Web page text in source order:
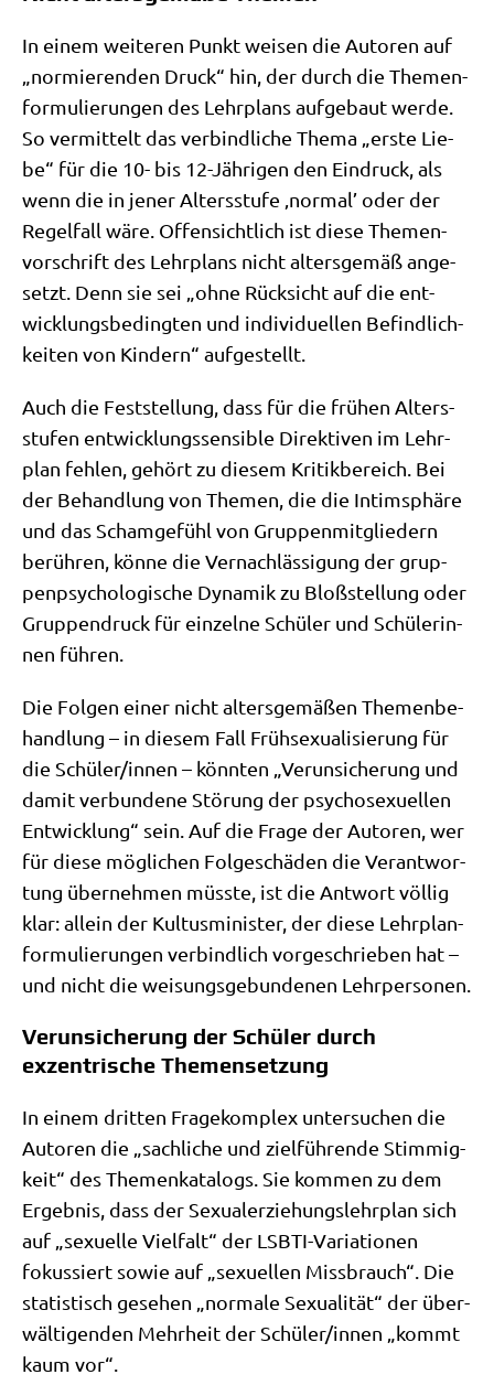
In einem wei­te­ren Punkt wei­sen die Autoren auf
„nor­mie­ren­den Druck“ hin, der durch die The­men­
for­mu­lie­run­gen des Lehr­plans auf­ge­baut wer­de.
So ver­mit­telt das ver­bind­li­che The­ma „erste Lie­
be“ für die 10- bis 12-Jäh­ri­gen den Ein­druck, als
wenn die in jener Alters­stu­fe ‚nor­mal’ oder der
Regel­fall wäre. Offen­sicht­lich ist die­se The­men­
vor­schrift des Lehr­plans nicht alters­ge­mäß ange­
setzt. Denn sie sei „ohne Rück­sicht auf die ent­
wick­lungs­be­ding­ten und indi­vi­du­el­len Befind­lich­
kei­ten von Kin­dern“ aufgestellt.
Auch die Fest­stel­lung, dass für die frü­hen Alters­
stu­fen ent­wick­lungs­sen­si­ble Direk­ti­ven im Lehr­
plan feh­len, gehört zu die­sem Kri­tik­be­reich. Bei
der Behand­lung von The­men, die die Intim­sphä­re
und das Scham­ge­fühl von Grup­pen­mit­glie­dern
berüh­ren, kön­ne die Ver­nach­läs­si­gung der grup­
pen­psy­cho­lo­gi­sche Dyna­mik zu Bloß­stel­lung oder
Grup­pen­druck für ein­zel­ne Schü­ler und Schü­le­rin­
nen führen.
Die Fol­gen einer nicht alters­ge­mä­ßen The­men­be­
hand­lung – in die­sem Fall Früh­sexua­li­sie­rung für
die Schüler/​innen – könn­ten „Ver­un­si­che­rung und
damit ver­bun­de­ne Stö­rung der psy­cho­sexu­el­len
Ent­wick­lung“ sein. Auf die Fra­ge der Autoren, wer
für die­se mög­li­chen Fol­ge­schä­den die Ver­ant­wor­
tung über­neh­men müss­te, ist die Ant­wort völ­lig
klar: allein der Kul­tus­mi­ni­ster, der die­se Lehr­plan­
for­mu­lie­run­gen ver­bind­lich vor­ge­schrie­ben hat –
und nicht die wei­sungs­ge­bun­de­nen Lehrpersonen.
Verunsicherung der Schüler durch
exzentrische Themensetzung
In einem drit­ten Fra­ge­kom­plex unter­su­chen die
Autoren die „sach­li­che und ziel­füh­ren­de Stim­mig­
keit“ des The­men­ka­ta­logs. Sie kom­men zu dem
Ergeb­nis, dass der Sexu­al­erzie­hungs­lehr­plan sich
auf „sexu­el­le Viel­falt“ der LSBTI-Varia­tio­nen
fokus­siert sowie auf „sexu­el­len Miss­brauch“. Die
sta­ti­stisch gese­hen „nor­ma­le Sexua­li­tät“ der über­
wäl­ti­gen­den Mehr­heit der Schüler/​innen „kommt
kaum vor“.